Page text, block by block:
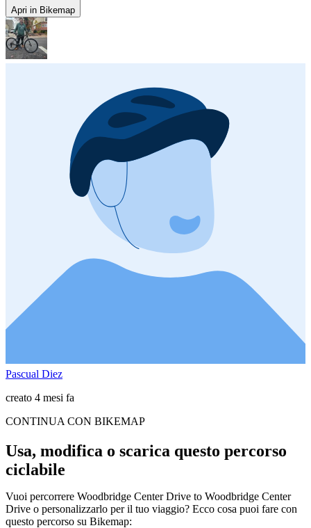
Apri in Bikemap
Pascual Diez
creato 4 mesi fa
CONTINUA CON BIKEMAP
Usa, modifica o scarica questo percorso
ciclabile
Vuoi percorrere Woodbridge Center Drive to Woodbridge Center
Drive o personalizzarlo per il tuo viaggio? Ecco cosa puoi fare con
questo percorso su Bikemap: